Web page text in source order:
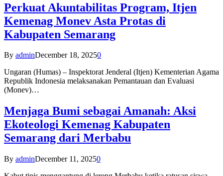
Perkuat Akuntabilitas Program, Itjen
Kemenag Monev Asta Protas di
Kabupaten Semarang
By adminDecember 18, 20250
Ungaran (Humas) – Inspektorat Jenderal (Itjen) Kementerian Agama
Republik Indonesia melaksanakan Pemantauan dan Evaluasi
(Monev)…
Menjaga Bumi sebagai Amanah: Aksi
Ekoteologi Kemenag Kabupaten
Semarang dari Merbabu
By adminDecember 11, 20250